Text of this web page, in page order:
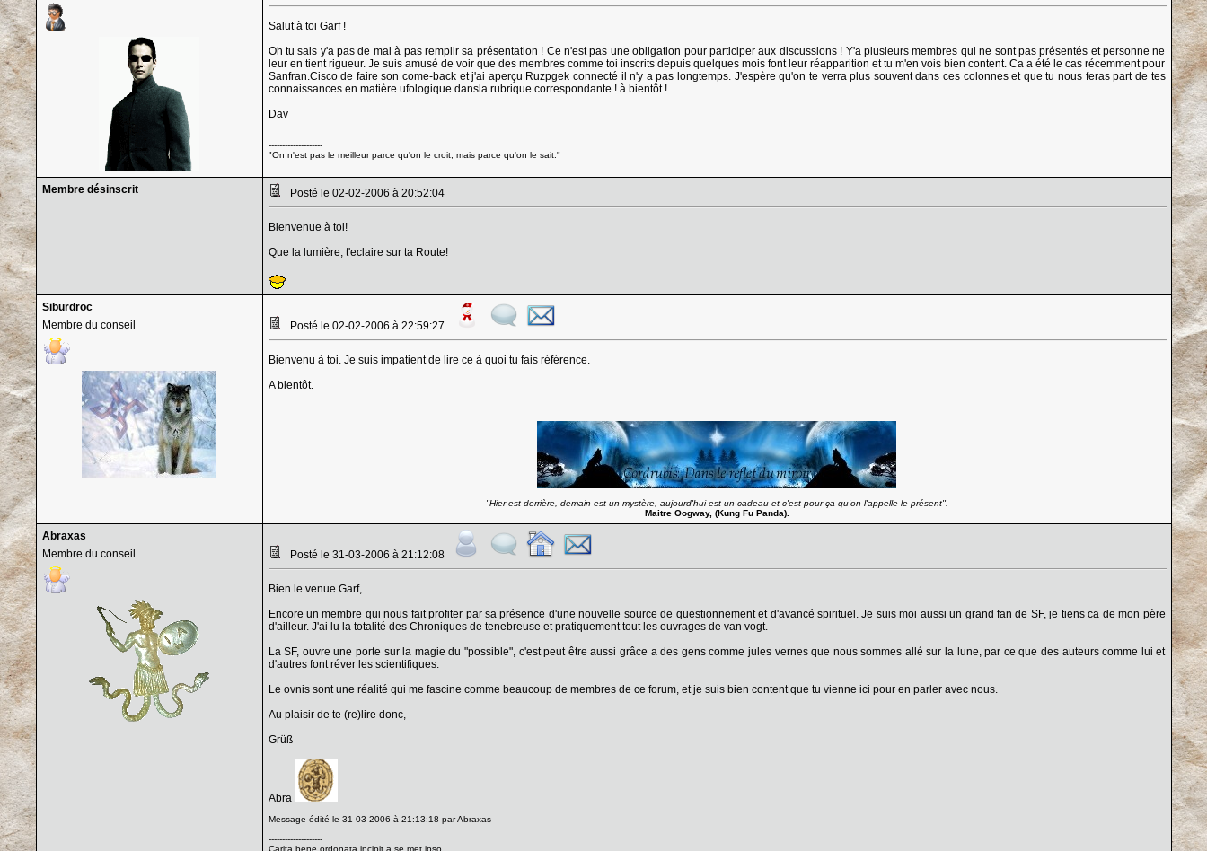
Salut à toi Garf !
Oh tu sais y'a pas de mal à pas remplir sa présentation ! Ce n'est pas une obligation pour participer aux discussions ! Y'a plusieurs membres qui ne sont pas présentés et personne ne
leur en tient rigueur. Je suis amusé de voir que des membres comme toi inscrits depuis quelques mois font leur réapparition et tu m'en vois bien content. Ca a été le cas récemment pour
Sanfran.Cisco de faire son come-back et j'ai aperçu Ruzpgek connecté il n'y a pas longtemps. J'espère qu'on te verra plus souvent dans ces colonnes et que tu nous feras part de tes
connaissances en matière ufologique dansla rubrique correspondante ! à bientôt !
Dav
--------------------
"On n'est pas le meilleur parce qu'on le croit, mais parce qu'on le sait."
Membre désinscrit Posté le 02-02-2006 à 20:52:04
Bienvenue à toi!
Que la lumière, t'eclaire sur ta Route!
Siburdroc
Membre du conseil
Posté le 02-02-2006 à 22:59:27
Bienvenu à toi. Je suis impatient de lire ce à quoi tu fais référence.
A bientôt.
--------------------
''Hier est derrière, demain est un mystère, aujourd'hui est un cadeau et c'est pour ça qu'on l'appelle le présent''.
Maitre Oogway, (Kung Fu Panda).
Abraxas
Membre du conseil
Posté le 31-03-2006 à 21:12:08
Bien le venue Garf,
Encore un membre qui nous fait profiter par sa présence d'une nouvelle source de questionnement et d'avancé spirituel. Je suis moi aussi un grand fan de SF, je tiens ca de mon père
d'ailleur. J'ai lu la totalité des Chroniques de tenebreuse et pratiquement tout les ouvrages de van vogt.
La SF, ouvre une porte sur la magie du "possible", c'est peut être aussi grâce a des gens comme jules vernes que nous sommes allé sur la lune, par ce que des auteurs comme lui et
d'autres font réver les scientifiques.
Le ovnis sont une réalité qui me fascine comme beaucoup de membres de ce forum, et je suis bien content que tu vienne ici pour en parler avec nous.
Au plaisir de te (re)lire donc,
Grüß
Abra
Message édité le 31-03-2006 à 21:13:18 par Abraxas
--------------------
Carita bene ordonata incipit a se met ipso